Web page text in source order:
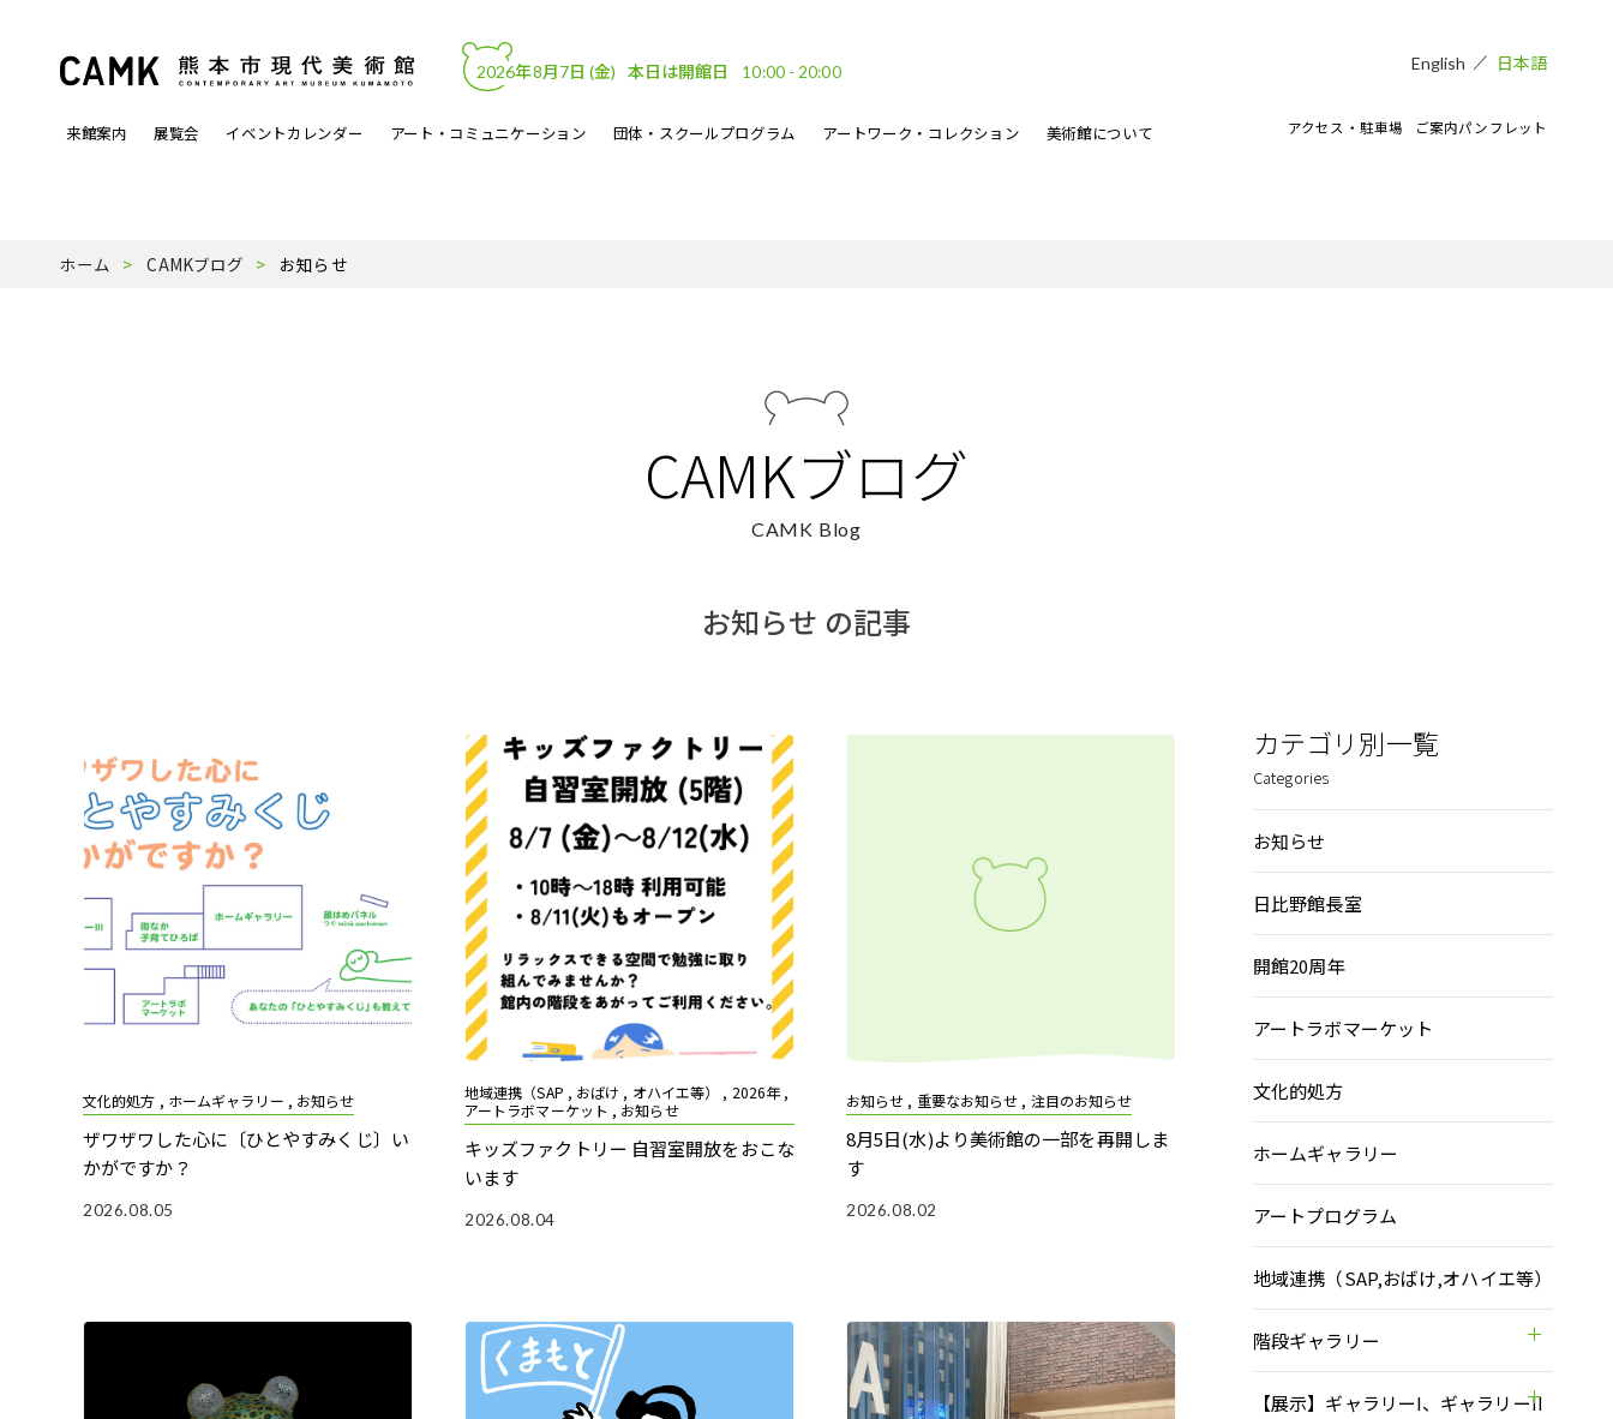
2026年8月7日 (金) 本日は開館日 10:00 - 20:00
来館案内 展覧会 イベントカレンダー アート・コミュニケーション 団体・スクールプログラム アートワーク・コレクション 美術館について
English 日本語
アクセス・駐車場 ご案内パンフレット
ホーム CAMKブログ お知らせ
CAMKブログ
CAMK Blog
お知らせ の記事
文化的処方 , ホームギャラリー , お知らせ
ザワザワした心に〔ひとやすみくじ〕い
かがですか？
2026.08.05
地域連携（SAP , おばけ , オハイエ等） , 2026年 ,
アートラボマーケット , お知らせ
キッズファクトリー 自習室開放をおこな
います
2026.08.04
お知らせ , 重要なお知らせ , 注目のお知らせ
8月5日(水)より美術館の一部を再開しま
す
2026.08.02
カテゴリ別一覧
Categories
お知らせ
日比野館長室
開館20周年
アートラボマーケット
文化的処方
ホームギャラリー
アートプログラム
地域連携（SAP,おばけ,オハイエ等）
階段ギャラリー
【展示】ギャラリーI、ギャラリーII